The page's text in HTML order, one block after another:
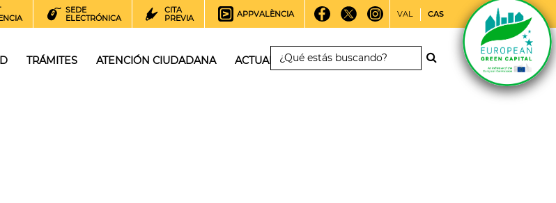
SEDE
ELECTRÓNICA
CITA
PREVIA
APPVALÈNCIA VAL CAS
TRÁMITES ATENCIÓN CIUDADANA ACTUALIDAD